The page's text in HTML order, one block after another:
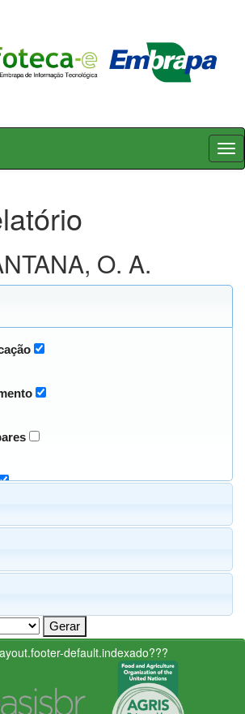
O. A.
default.indexado???